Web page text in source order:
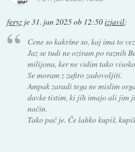
feryz je31. jan 2025 ob 12:50izjavil:
Cene so kakršne so, kaj ima to
Jaz se tudi ne oziram po raznih
milijona, ker ne vidim tako
Se moram z zafiro zadovoljiti.
Ampak zaradi tega ne mislim
davke tistim, ki jih imajo ali jim
način.
Tako pač je. Če lahko kupiš,